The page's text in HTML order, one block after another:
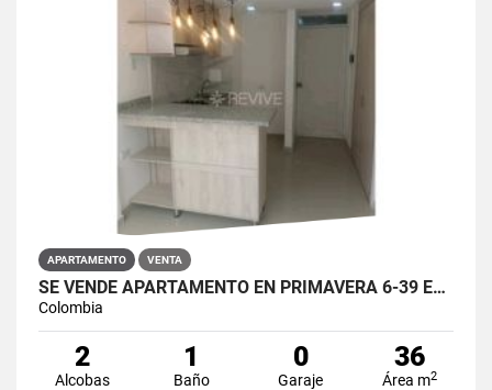
APARTAMENTO VENTA
SE VENDE APARTAMENTO EN PRIMAVERA 6-39 ET 2 PUENTE ARANDA
Colombia
2
Alcobas
1
Baño
0
Garaje
36
Área m2